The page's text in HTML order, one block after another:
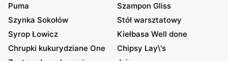
Puma
Szampon Gliss
Szynka Sokołów
Stół warsztatowy
Syrop Łowicz
Kiełbasa Well done
Chrupki kukurydziane One
Chipsy Lay\'s